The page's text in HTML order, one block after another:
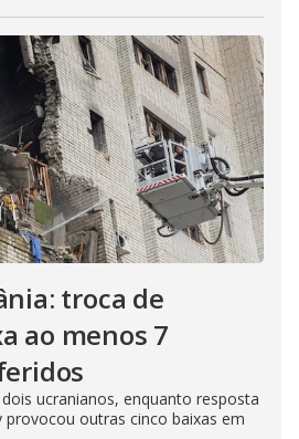
troca de
ao menos 7
ucranianos, enquanto resposta
provocou outras cinco baixas em